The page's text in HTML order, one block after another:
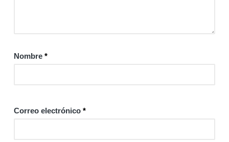
Nombre *
Correo electrónico *